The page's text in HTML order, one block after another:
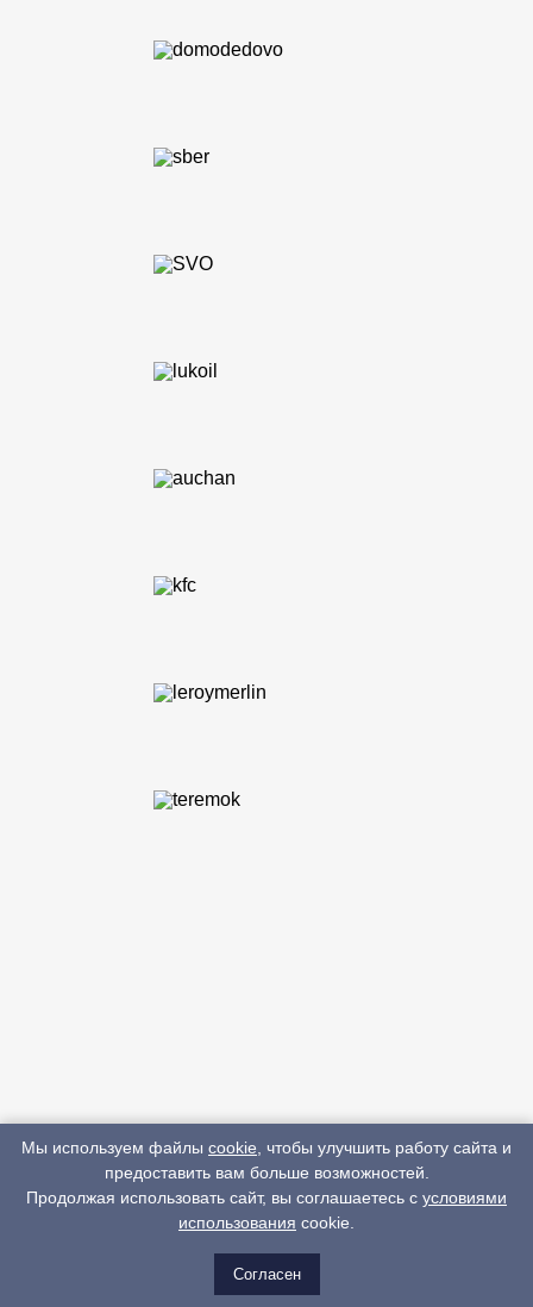
Мы используем файлы cookie , чтобы улучшить работу сайта и
предоставить вам больше возможностей.
Продолжая использовать сайт, вы соглашаетесь с условиями
использования cookie.
Согласен